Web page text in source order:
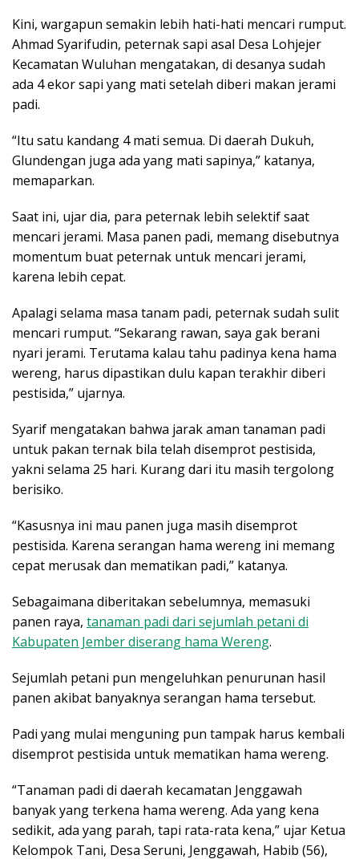
Kini, wargapun semakin lebih hati-hati mencari rumput.
Ahmad Syarifudin, peternak sapi asal Desa Lohjejer
Kecamatan Wuluhan mengatakan, di desanya sudah
ada 4 ekor sapi yang mati setelah diberi makan jerami
padi.
“Itu satu kandang 4 mati semua. Di daerah Dukuh,
Glundengan juga ada yang mati sapinya,” katanya,
memaparkan.
Saat ini, ujar dia, para peternak lebih selektif saat
mencari jerami. Masa panen padi, memang disebutnya
momentum buat peternak untuk mencari jerami,
karena lebih cepat.
Apalagi selama masa tanam padi, peternak sudah sulit
mencari rumput. “Sekarang rawan, saya gak berani
nyari jerami. Terutama kalau tahu padinya kena hama
wereng, harus dipastikan dulu kapan terakhir diberi
pestisida,” ujarnya.
Syarif mengatakan bahwa jarak aman tanaman padi
untuk pakan ternak bila telah disemprot pestisida,
yakni selama 25 hari. Kurang dari itu masih tergolong
berisiko.
“Kasusnya ini mau panen juga masih disemprot
pestisida. Karena serangan hama wereng ini memang
cepat merusak dan mematikan padi,” katanya.
Sebagaimana diberitakan sebelumnya, memasuki
panen raya, tanaman padi dari sejumlah petani di
Kabupaten Jember diserang hama Wereng.
Sejumlah petani pun mengeluhkan penurunan hasil
panen akibat banyaknya serangan hama tersebut.
Padi yang mulai menguning pun tampak harus kembali
disemprot pestisida untuk mematikan hama wereng.
“Tanaman padi di daerah kecamatan Jenggawah
banyak yang terkena hama wereng. Ada yang kena
sedikit, ada yang parah, tapi rata-rata kena,” ujar Ketua
Kelompok Tani, Desa Seruni, Jenggawah, Habib (56),